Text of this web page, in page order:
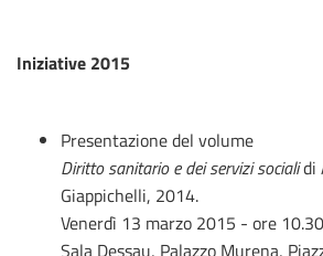
Iniziative 2015
Presentazione del volume
Diritto sanitario e dei servizi socialidi
Giappichelli, 2014.
Venerdì 13 marzo 2015 - ore 10.30
Sala Dessau, Palazzo Murena,